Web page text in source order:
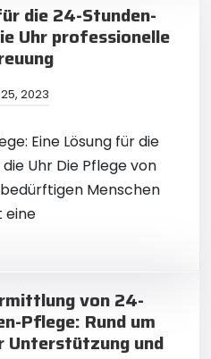
die 24-Stunden-
Uhr professionelle
2023
Eine Lösung für die
Uhr Die Pflege von
Menschen
eine
von 24-
Pflege: Rund um
Unterstützung und